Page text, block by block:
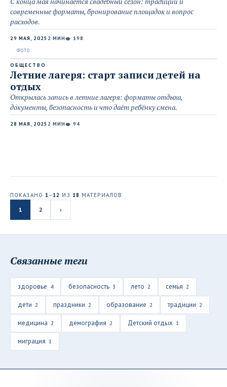
современные форматы, бронирование площадок и вопрос
расходов.
29 МАЯ, 2025 2 МИН👁 198
ОБЩЕСТВО
Летние лагеря: старт записи детей на
отдых
Открылась запись в летние лагеря: форматы отдыха,
документы, безопасность и что даёт ребёнку смена.
28 МАЯ, 2025 2 МИН👁 94
ПОКАЗАНО 1 –12 ИЗ 18 МАТЕРИАЛОВ
1 2 ›
Связанные теги
здоровье 4 безопасность 3 лето 2 семья 2
дети 2 праздники 2 образование 2 традиции 2
медицина 2 демография 2 Детский отдых 1
миграция 1